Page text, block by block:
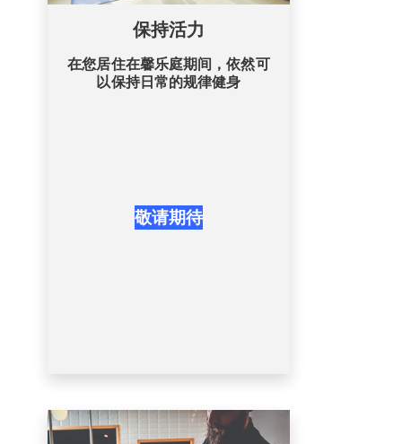
保持活力
在您居住在馨乐庭期间，依然可
以保持日常的规律健身
敬请期待